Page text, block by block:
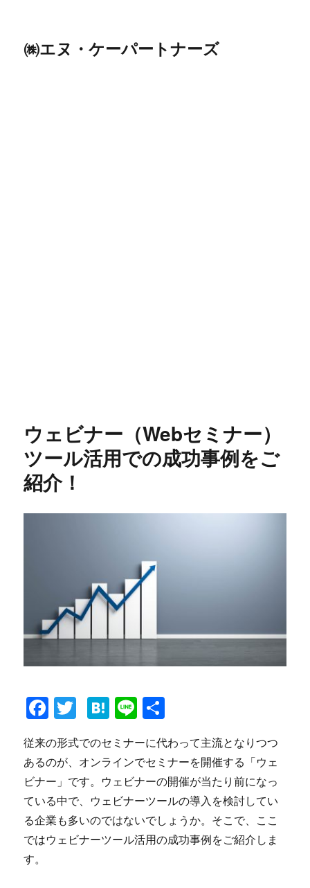
㈱エヌ・ケーパートナーズ
ウェビナー（Webセミナー）
ツール活用での成功事例をご
紹介！
Fa
ce
bo
ok
T
wi
tte
r
H
en
a
Li
従来の形式でのセミナーに代わって主流となりつつ
あるのが、オンラインでセミナーを開催する「ウェ
ビナー」です。ウェビナーの開催が当たり前になっ
ている中で、ウェビナーツールの導入を検討してい
る企業も多いのではないでしょうか。そこで、ここ
ではウェビナーツール活用の成功事例をご紹介しま
す。